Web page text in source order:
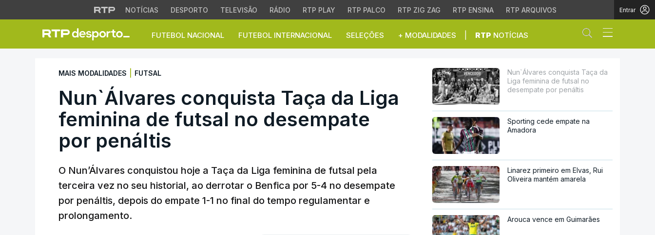
NOTÍCIAS DESPORTO TELEVISÃO RÁDIO RTP PLAY RTP PALCO RTP ZIG ZAG RTP ENSINA RTP ARQUIVOS Entrar
FUTEBOL NACIONAL FUTEBOL INTERNACIONAL SELEÇÕES + MODALIDADES RTP NOTÍCIAS Abrir campo
Nun`Álvares conquista Taça da Liga feminina de futsal no
MAIS MODALIDADES FUTSAL
Nun`Álvares conquista Taça da Liga
feminina de futsal no desempate
por penáltis
O Nun’Álvares conquistou hoje a Taça da Liga feminina de futsal pela
terceira vez no seu historial, ao derrotar o Benfica por 5-4 no desempate
por penáltis, depois do empate 1-1 no final do tempo regulamentar e
prolongamento.
Nun`Álvares conquista Taça da
Liga feminina de futsal no
desempate por penáltis
Sporting cede empate na
Amadora
Linarez primeiro em Elvas, Rui
Oliveira mantém amarela
Arouca vence em Guimarães